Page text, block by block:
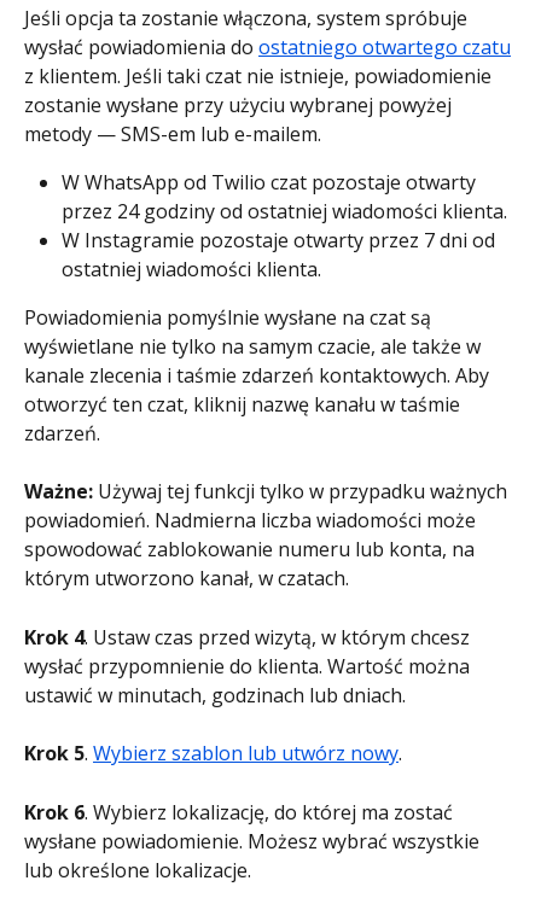
Jeśli opcja ta zostanie włączona, system spróbuje
wysłać powiadomienia do ostatniego otwartego czatu
z klientem. Jeśli taki czat nie istnieje, powiadomienie
zostanie wysłane przy użyciu wybranej powyżej
metody — SMS-em lub e-mailem.
W WhatsApp od Twilio czat pozostaje otwarty
przez 24 godziny od ostatniej wiadomości klienta.
W Instagramie pozostaje otwarty przez 7 dni od
ostatniej wiadomości klienta.
Powiadomienia pomyślnie wysłane na czat są
wyświetlane nie tylko na samym czacie, ale także w
kanale zlecenia i taśmie zdarzeń kontaktowych. Aby
otworzyć ten czat, kliknij nazwę kanału w taśmie
zdarzeń.
Ważne: Używaj tej funkcji tylko w przypadku ważnych
powiadomień. Nadmierna liczba wiadomości może
spowodować zablokowanie numeru lub konta, na
którym utworzono kanał, w czatach.
Krok 4. Ustaw czas przed wizytą, w którym chcesz
wysłać przypomnienie do klienta. Wartość można
ustawić w minutach, godzinach lub dniach.
Krok 5. Wybierz szablon lub utwórz nowy.
Krok 6. Wybierz lokalizację, do której ma zostać
wysłane powiadomienie. Możesz wybrać wszystkie
lub określone lokalizacje.